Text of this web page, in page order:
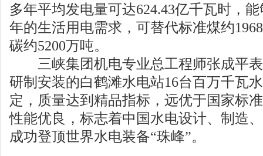
多年平均发电量可达624.43亿千瓦时，
年的生活用电需求，可替代标准煤约
碳约5200万吨。
三峡集团机电专业总工程师张成平表
研制安装的白鹤滩水电站16台百万千瓦
定，质量达到精品指标，远优于国家标
性能优良，标志着中国水电设计、制造
成功登顶世界水电装备“珠峰”。